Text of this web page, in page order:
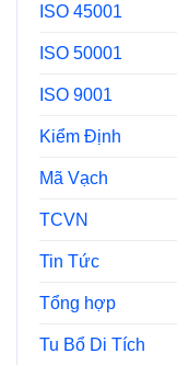
ISO 45001
ISO 50001
ISO 9001
Kiểm Định
Mã Vạch
TCVN
Tin Tức
Tổng hợp
Tu Bổ Di Tích